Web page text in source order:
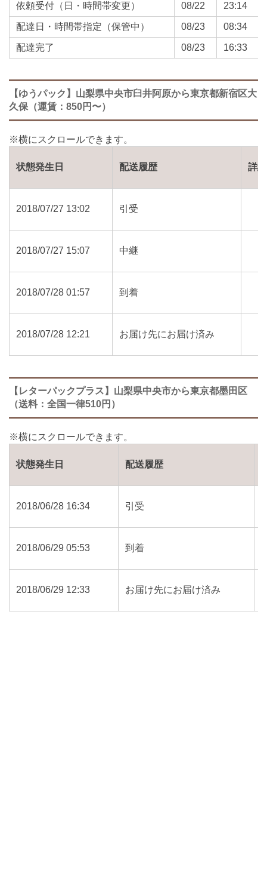
依頼受付（日・時間帯変更） 08/22 23:14
配達日・時間帯指定（保管中） 08/23 08:34
配達完了 08/23 16:33
【ゆうパック】山梨県中央市臼井阿原から東京都新宿区大
久保（運賃：850円〜）
状態発生日 配送履歴 詳細
2018/07/27 13:02 引受
2018/07/27 15:07 中継
2018/07/28 01:57 到着
2018/07/28 12:21 お届け先にお届け済み
【レターパックプラス】山梨県中央市から東京都墨田区
（送料：全国一律510円）
状態発生日 配送履歴
2018/06/28 16:34 引受
2018/06/29 05:53 到着
2018/06/29 12:33 お届け先にお届け済み